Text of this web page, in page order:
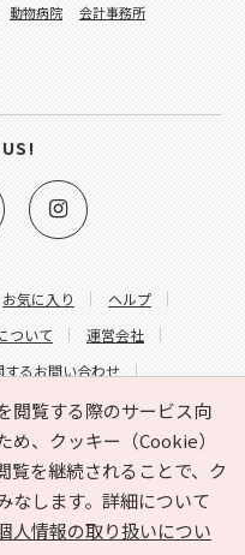
閲覧する際のサービス向
め、クッキー（Cookie）
覧を継続されることで、ク
なします。詳細について
人情報の取り扱いについ
お気に入り
ヘルプ
ついて
運営会社
するお問い合わせ
お問い合わせ
動物病院
会計事務所